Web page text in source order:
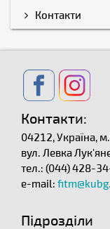
Контакти
Контакти:
04212, Україна,
вул. Левка
тел.: (044) 428-
e-mail:
Підрозділи